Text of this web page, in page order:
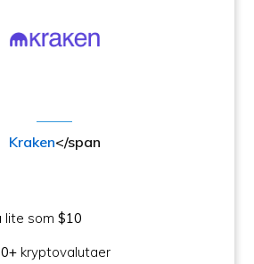
Kraken</span
lite som$10
kryptovalutaer